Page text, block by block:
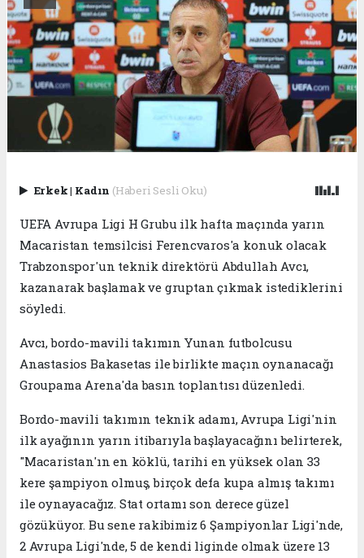
Erkek| Kadın (Haberi Sesli Oku)
UEFA Avrupa Ligi H Grubu ilk hafta maçında yarın
Macaristan temsilcisi Ferencvaros'a konuk olacak
Trabzonspor'un teknik direktörü Abdullah Avcı,
kazanarak başlamak ve gruptan çıkmak istediklerini
söyledi.
Avcı, bordo-mavili takımın Yunan futbolcusu
Anastasios Bakasetas ile birlikte maçın oynanacağı
Groupama Arena'da basın toplantısı düzenledi.
Bordo-mavili takımın teknik adamı, Avrupa Ligi'nin
ilk ayağının yarın itibarıyla başlayacağını belirterek,
"Macaristan'ın en köklü, tarihi en yüksek olan 33
kere şampiyon olmuş, birçok defa kupa almış takımı
ile oynayacağız. Stat ortamı son derece güzel
gözüküyor. Bu sene rakibimiz 6 Şampiyonlar Ligi'nde,
2 Avrupa Ligi'nde, 5 de kendi liginde olmak üzere 13